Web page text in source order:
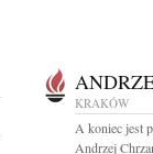
KRAKÓW
A koniec jest
Andrzej